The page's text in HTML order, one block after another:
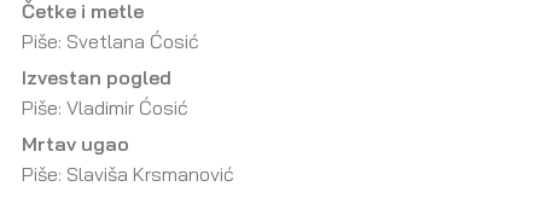
Četke i metle
Piše: Svetlana Ćosić
Izvestan pogled
Piše: Vladimir Ćosić
Mrtav ugao
Piše: Slaviša Krsmanović